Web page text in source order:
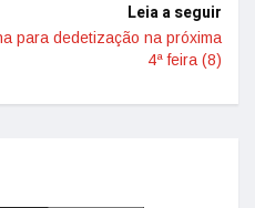
Leia a seguir
para dedetização na próxima
4ª feira (8)